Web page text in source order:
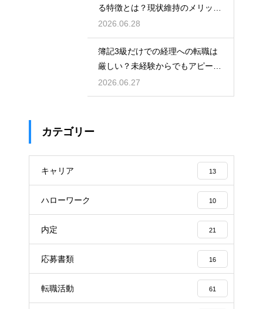
る特徴とは？現状維持のメリット
と後悔を防ぐ考え方
2026.06.28
簿記3級だけでの経理への転職は
厳しい？未経験からでもアピール
して内定を得る方法
2026.06.27
カテゴリー
キャリア 13
ハローワーク 10
内定 21
応募書類 16
転職活動 61